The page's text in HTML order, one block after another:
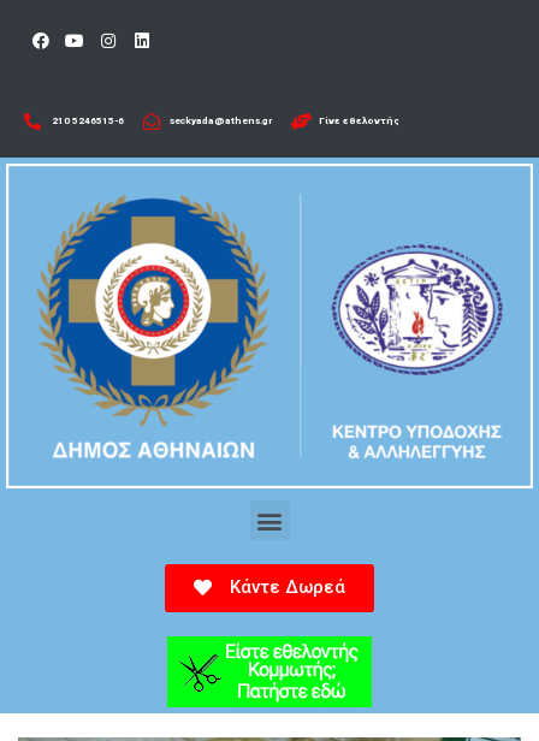
210 5246515-6​ seckyada@athens.gr Γίνε εθελοντής
Κάντε Δωρεά